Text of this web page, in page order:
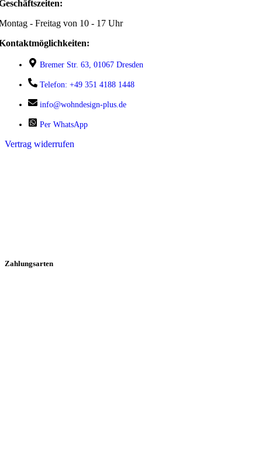
- Freitag von 10 - 17 Uhr
Bremer Str. 63, 01067 Dresden
Telefon: +49 351 4188 1448
info@wohndesign-plus.de
Per WhatsApp
Vertrag widerrufen
Zahlungsarten